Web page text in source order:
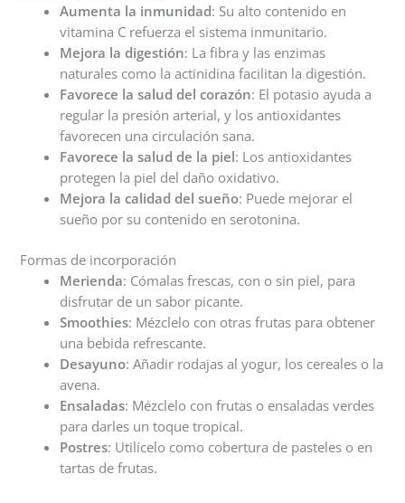
Aumenta la inmunidad: Su alto contenido en
vitamina C refuerza el sistema inmunitario.
Mejora la digestión: La fibra y las enzimas
naturales como la actinidina facilitan la digestión.
Favorece la salud del corazón: El potasio ayuda a
regular la presión arterial, y los antioxidantes
favorecen una circulación sana.
Favorece la salud de la piel: Los antioxidantes
protegen la piel del daño oxidativo.
Mejora la calidad del sueño: Puede mejorar el
sueño por su contenido en serotonina.
Formas de incorporación
Merienda: Cómalas frescas, con o sin piel, para
disfrutar de un sabor picante.
Smoothies: Mézclelo con otras frutas para obtener
una bebida refrescante.
Desayuno: Añadir rodajas al yogur, los cereales o la
avena.
Ensaladas: Mézclelo con frutas o ensaladas verdes
para darles un toque tropical.
Postres: Utilícelo como cobertura de pasteles o en
tartas de frutas.